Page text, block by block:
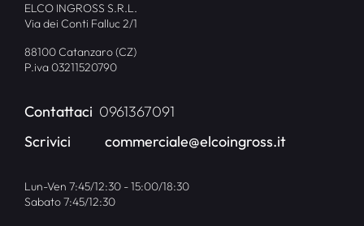
ELCO INGROSS S.R.L.
Via dei Conti Falluc 2/1
88100 Catanzaro (CZ)
P.iva 03211520790
Contattaci 0961367091
Scrivici
commerciale@elcoingross.it
Lun-Ven 7:45/12:30 - 15:00/18:30
Sabato 7:45/12:30